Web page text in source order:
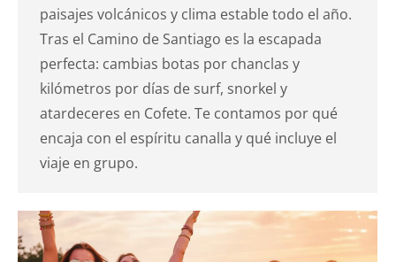
paisajes volcánicos y clima estable todo el año.
Tras el Camino de Santiago es la escapada
perfecta: cambias botas por chanclas y
kilómetros por días de surf, snorkel y
atardeceres en Cofete. Te contamos por qué
encaja con el espíritu canalla y qué incluye el
viaje en grupo.